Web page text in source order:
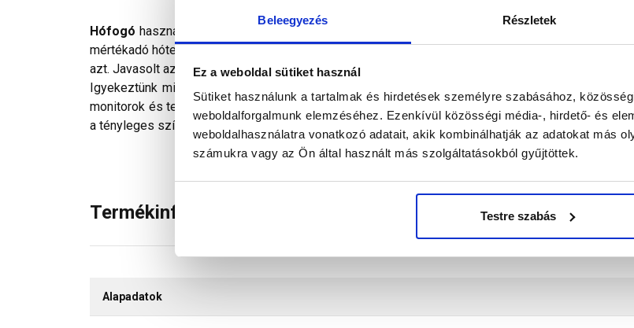
Beleegyezés Részletek
Ez a weboldal sütiket használ
Sütiket használunk a tartalmak és hirdetések személyre szabásához,
weboldalforgalmunk elemzéséhez. Ezenkívül közösségi média-, hirdető- és
weboldalhasználatra vonatkozó adatait, akik kombinálhatják az adatokat más
számukra vagy az Ön által használt más szolgáltatásokból gyűjtöttek.
Testre szabás
Hófogó használatával megelőzhetjük a hótömeg megcsúszását a tetőn. A szükséges hófogó
mértékadó hóterhet is. A hófogó feladata, hogy minél tovább a tetőn tartsa a havat vagy jeget,
azt. Javasolt az ereszhez közeli sorokban felrögzíteni szegezéssel. Ezek a kampók járó vagy
Igyekeztünk minden technikailag lehetséges módon biztosítani a termékeink színének a
monitorok és telefonok kijelzőin megjelenő színek a legtöbb esetben nem tükrözik 100%-ban a
a tényleges színektől.
Termékinformáció
Alapadatok